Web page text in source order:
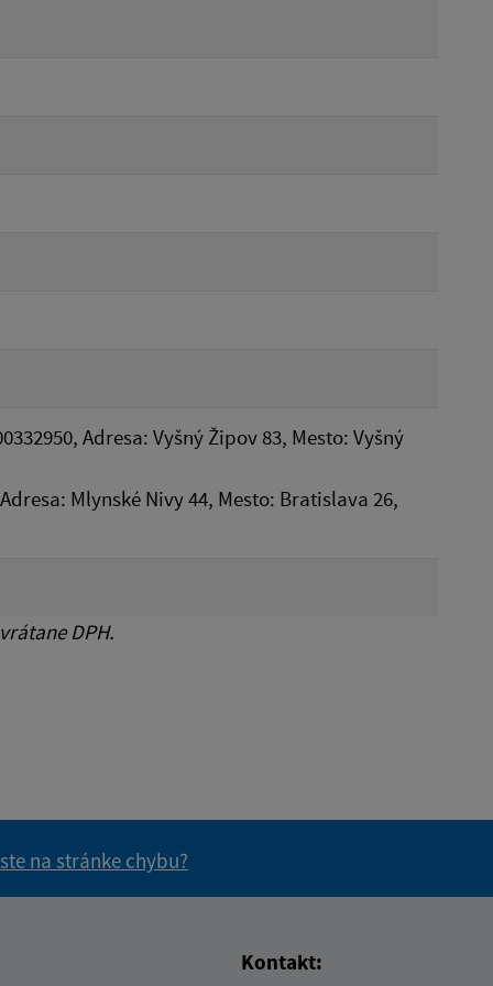
Adresa: Vyšný Žipov 83, Mesto: Vyšný
Mlynské Nivy 44, Mesto: Bratislava 26,
DPH.
na stránke chybu?
Kontakt: